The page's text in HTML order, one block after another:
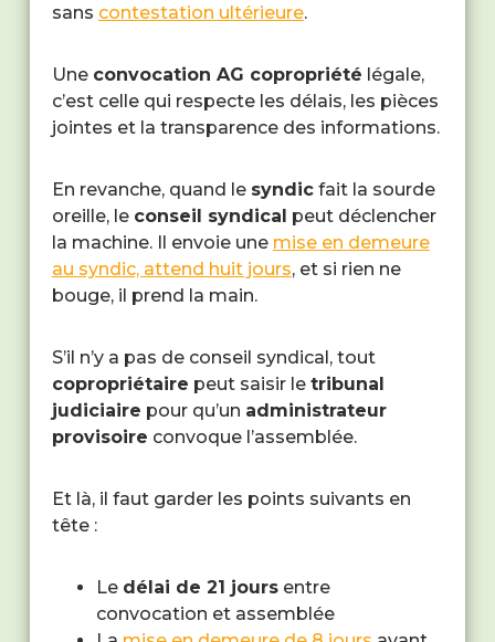
sans contestation ultérieure.
Une convocation AG copropriété légale,
c’est celle qui respecte les délais, les pièces
jointes et la transparence des informations.
En revanche, quand le syndicfait la sourde
oreille, le conseil syndical peut déclencher
la machine. Il envoie une mise en demeure
au syndic, attend huit jours, et si rien ne
bouge, il prend la main.
S’il n’y a pas de conseil syndical, tout
copropriétaire peut saisir le tribunal
judiciaire pour qu’un administrateur
provisoire convoque l’assemblée.
Et là, il faut garder les points suivants en
tête :
Le délai de 21 joursentre
convocation et assemblée